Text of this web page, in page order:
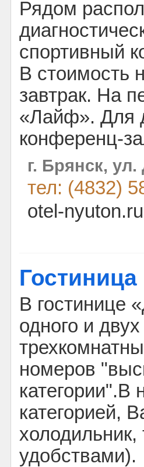
Рядом
спортивный
В стоимость
завтрак. На
«Лайф». Для
конференц-
г. Брянск,
тел: (4832)
otel-nyuton.ru
В гостинице
одного и
номеров
категории".В
категорией,
удобствами).